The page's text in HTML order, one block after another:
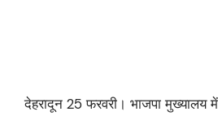
देहरादून 25 फरवरी। भाजपा